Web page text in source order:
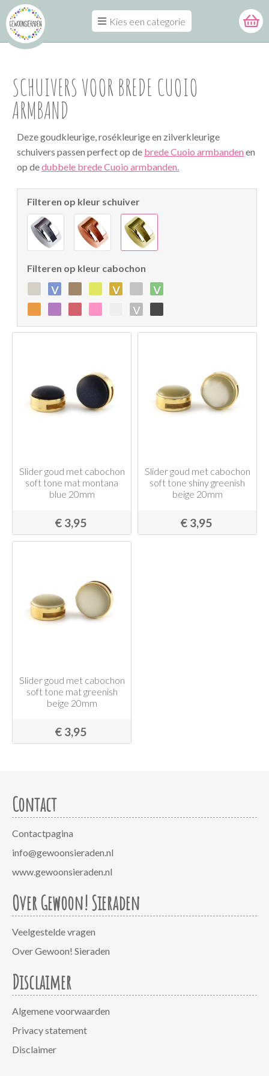
Kies een categorie
SCHUIVERS VOOR BREDE CUOIO
ARMBAND
Deze goudkleurige, rosékleurige en zilverkleurige
schuivers passen perfect op de brede Cuoio armbanden en
op dedubbele brede Cuoio armbanden.
Filteren op kleur schuiver
Filteren op kleur cabochon
v v
v
v
Slider goud met cabochon
soft tone mat montana
blue 20mm
€ 3,95
Slider goud met cabochon
soft tone shiny greenish
beige 20mm
€ 3,95
Slider goud met cabochon
soft tone mat greenish
beige 20mm
€ 3,95
Contact
Contactpagina
info@gewoonsieraden.nl
www.gewoonsieraden.nl
Over Gewoon! Sieraden
Veelgestelde vragen
Over Gewoon! Sieraden
Disclaimer
Algemene voorwaarden
Privacy statement
Disclaimer